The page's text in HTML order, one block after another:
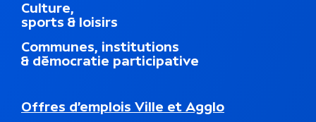
n
u
d
u
p
d
Culture,
sports & loisirs
Communes, institutions
& démocratie participative
N
Offres d’emplois Ville et Agglo